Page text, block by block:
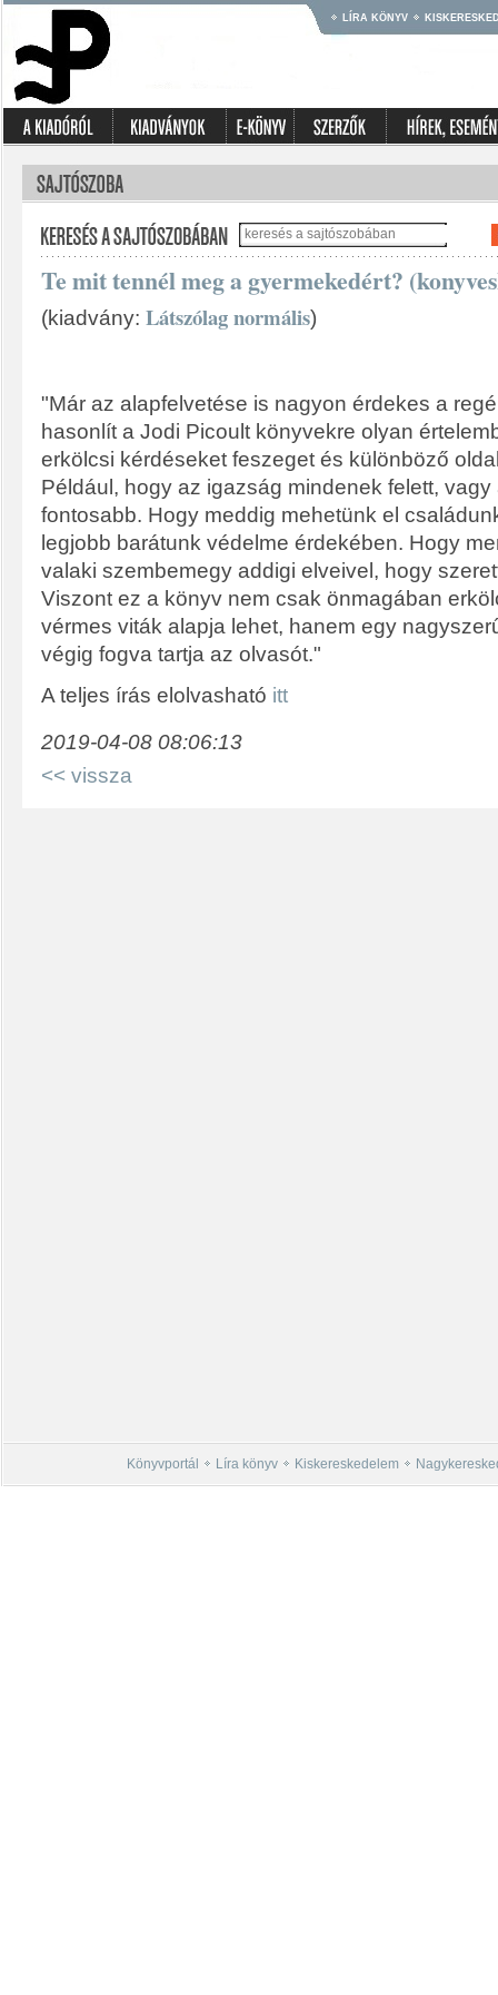
LÍRA KÖNYV
Te mit tennél meg a gyermekedért?
(kiadvány: Látszólag normális)
"Már az alapfelvetése is nagyon érdekes a
hasonlít a Jodi Picoult könyvekre olyan
erkölcsi kérdéseket feszeget és különböző
Például, hogy az igazság mindenek felett,
fontosabb. Hogy meddig mehetünk el
legjobb barátunk védelme érdekében. Hogy
valaki szembemegy addigi elveivel, hogy
Viszont ez a könyv nem csak önmagában
vérmes viták alapja lehet, hanem egy
végig fogva tartja az olvasót."
A teljes írás elolvasható itt
2019-04-08 08:06:13
<< vissza
Könyvportál Líra könyv Kiskereskedelem